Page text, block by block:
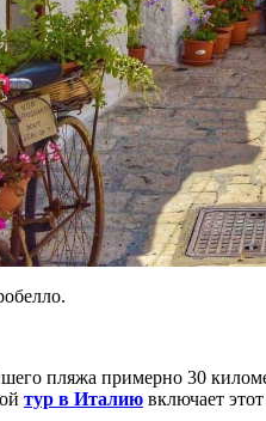
пляжа примерно 30
тур в Италию включает